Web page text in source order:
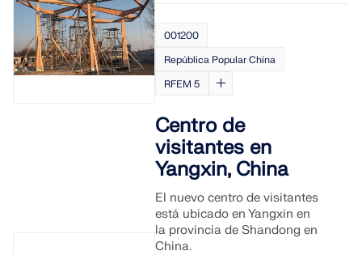
001200
República Popular China
RFEM 5
Centro de
visitantes en
Yangxin, China
El nuevo centro de visitantes
está ubicado en Yangxin en
la provincia de Shandong en
China.